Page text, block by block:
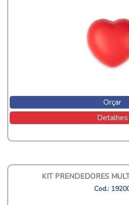
Orçar
Detalhes
KIT PRENDEDORES
Cod.: